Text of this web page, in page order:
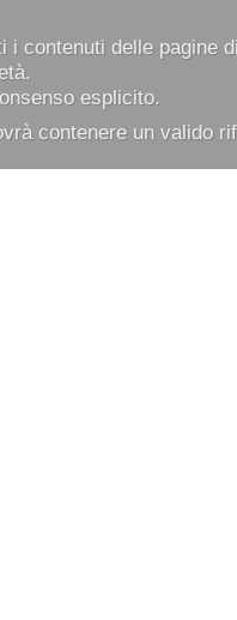
contenuti delle pagine
esplicito.
contenere un valido